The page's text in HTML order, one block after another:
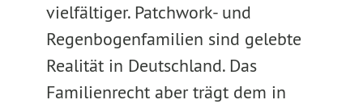
vielfältiger. Patchwork- und
Regenbogenfamilien sind gelebte
Realität in Deutschland. Das
Familienrecht aber trägt dem in